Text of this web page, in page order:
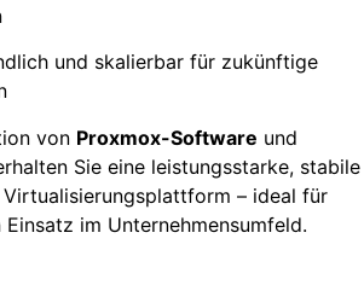
und skalierbar für zukünftige
von Proxmox-Software und
Sie eine leistungsstarke, stabile
– ideal für
im Unternehmensumfeld.